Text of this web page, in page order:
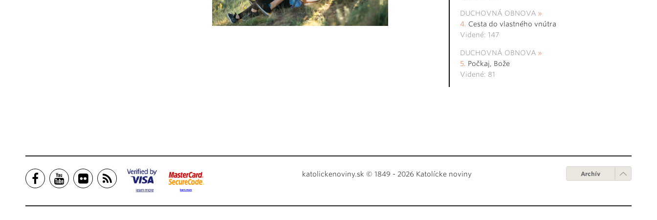
DUCHOVNÁ OBNOVA
Cesta do vlastného vnútra
Videné: 147
DUCHOVNÁ OBNOVA
Počkaj, Bože
Videné: 81
katolickenoviny.sk © 1849 - 2026 Katolícke noviny Archív